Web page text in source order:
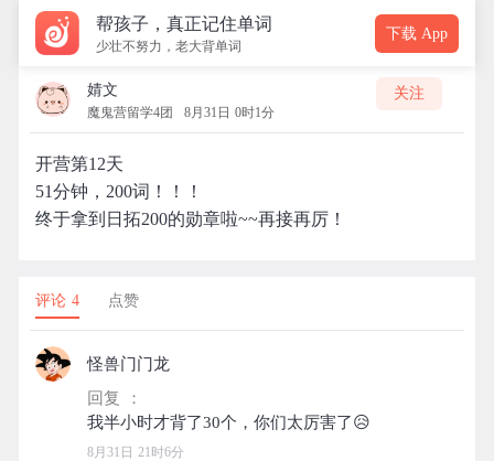
帮孩子，真正记住单词
少壮不努力，老大背单词
下载 App
婧文
魔鬼营留学4团 8月31日 0时1分
关注
开营第12天
51分钟，200词！！！
终于拿到日拓200的勋章啦~~再接再厉！
评论 4 点赞
怪兽门门龙
回复 ：
8月31日 21时6分